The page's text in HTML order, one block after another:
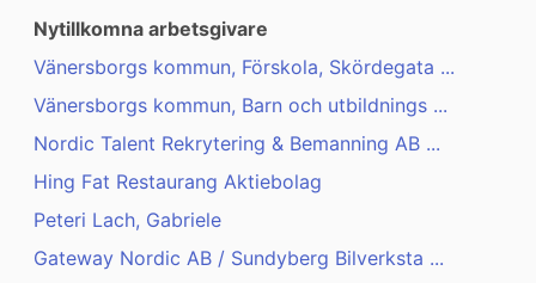
Nytillkomna arbetsgivare
Vänersborgs kommun, Förskola, Skördegata ...
Vänersborgs kommun, Barn och utbildnings ...
Nordic Talent Rekrytering & Bemanning AB ...
Hing Fat Restaurang Aktiebolag
Peteri Lach, Gabriele
Gateway Nordic AB / Sundyberg Bilverksta ...